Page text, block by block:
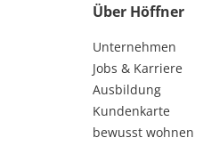
Über Höffner
Unternehmen
Jobs & Karriere
Ausbildung
Kundenkarte
bewusst wohnen